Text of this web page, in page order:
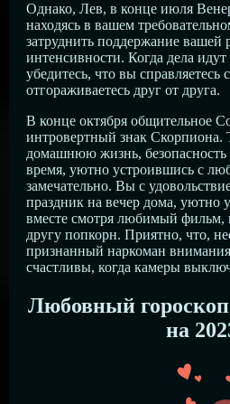
Однако, Лев, в конце июля
находясь в вашем
затруднить поддержание вашей
интенсивности. Когда дела
убедитесь, что вы справляетесь
отгораживаетесь друг от друга.
В конце октября общительное
интровертный знак
домашнюю жизнь,
время, уютно устроившись с
замечательно. Вы с
праздник на вечер дома, уютно
вместе смотря любимый фильм,
другу попкорн. Приятно, что,
признанный наркоман
счастливы, когда камеры
Любовный
на